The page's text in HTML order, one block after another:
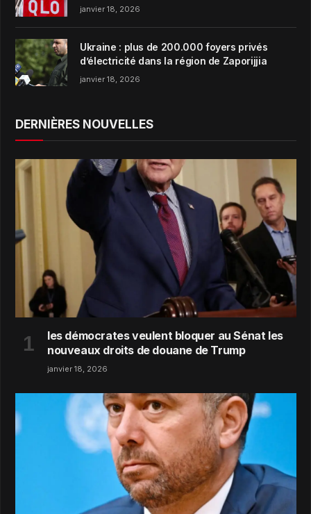
janvier 18, 2026
Ukraine : plus de 200.000 foyers privés
d’électricité dans la région de Zaporijjia
janvier 18, 2026
DERNIÈRES NOUVELLES
les démocrates veulent bloquer au Sénat les
nouveaux droits de douane de Trump
janvier 18, 2026